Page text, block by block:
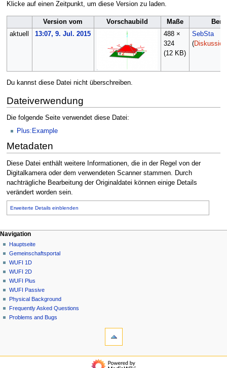
Klicke auf einen Zeitpunkt, um diese Version zu laden.
Version vom Vorschaubild Maße
aktuell
13:07, 9. Jul. 2015
488 ×
324
(12 KB)
SebSta
(Diskussion
Du kannst diese Datei nicht überschreiben.
Dateiverwendung
Die folgende Seite verwendet diese Datei:
Plus:Example
Metadaten
Diese Datei enthält weitere Informationen, die in der Regel von der
Digitalkamera oder dem verwendeten Scanner stammen. Durch
nachträgliche Bearbeitung der Originaldatei können einige Details
verändert worden sein.
Erweiterte Details einblenden
N
a
v
g
a
m
Seitenaktionen
Datei
Diskussion
Lesen
Quelltext
anzeigen
Versionsgeschichte
Meine Werkzeuge
Anmelden
Navigation
Hauptseite
Gemeinschafts­portal
WUFI 1D
WUFI 2D
WUFI Plus
WUFI Passive
Physical Background
Frequently Asked Questions
Problems and Bugs
Navigation